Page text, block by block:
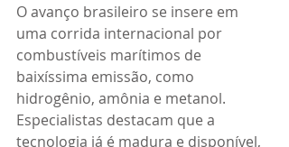
O avanço brasileiro se insere em
uma corrida internacional por
combustíveis marítimos de
baixíssima emissão, como
hidrogênio, amônia e metanol.
Especialistas destacam que a
tecnologia já é madura e disponível,